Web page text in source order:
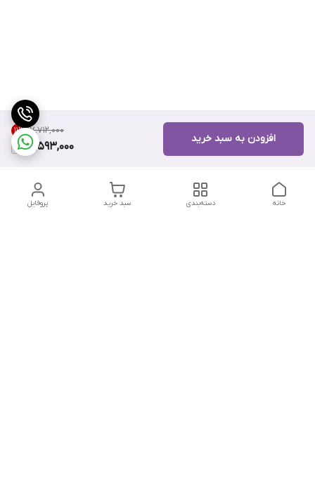
۱۷٬۷۱۲٬۰۰۰ 11%
15,593,000
افزودن به سبد خرید
پروفایل سبد خرید دسته‌بندی خانه